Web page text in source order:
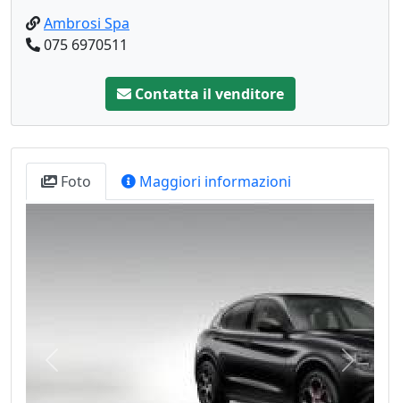
Ambrosi Spa
075 6970511
Contatta il venditore
Foto Maggiori informazioni
Precedente